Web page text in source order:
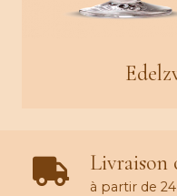
Livraison
à partir de